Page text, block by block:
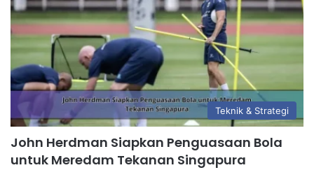
Teknik & Strategi
John Herdman Siapkan Penguasaan Bola
untuk Meredam Tekanan Singapura